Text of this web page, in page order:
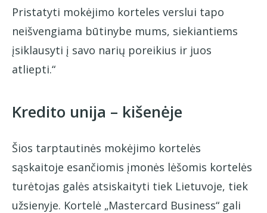
Pristatyti mokėjimo korteles verslui tapo
neišvengiama būtinybe mums, siekiantiems
įsiklausyti į savo narių poreikius ir juos
atliepti.“
Kredito unija – kišenėje
Šios tarptautinės mokėjimo kortelės
sąskaitoje esančiomis įmonės lėšomis kortelės
turėtojas galės atsiskaityti tiek Lietuvoje, tiek
užsienyje. Kortelė „Mastercard Business“ gali